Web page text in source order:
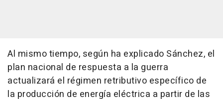
Al mismo tiempo, según ha explicado Sánchez, el
plan nacional de respuesta a la guerra
actualizará el régimen retributivo específico de
la producción de energía eléctrica a partir de las